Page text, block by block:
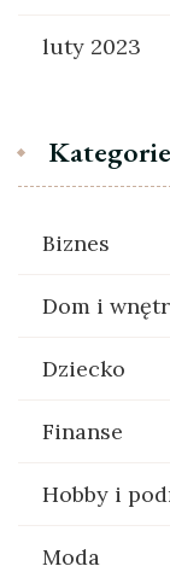
luty 2023
Kategorie
Biznes
Dom i
Dziecko
Finanse
Hobby i
Moda